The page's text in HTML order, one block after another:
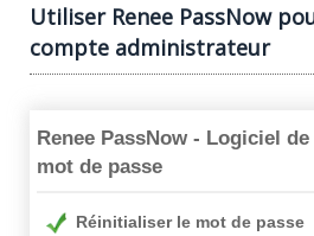
Utiliser Renee PassNow
compte administrateur
Renee PassNow - Logiciel
mot de passe
Réinitialiser le mot de passe